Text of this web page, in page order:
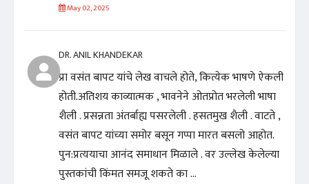
May 02, 2025
DR. ANIL KHANDEKAR
प्रा वसंत बापट यांचे लेख वाचले होते, कित्येक भाषणे ऐकली
होती.अतिशय काव्यात्मक , भावनेने ओतप्रोत भरलेली भाषा
शैली . प्रसन्नता अंतर्बाह्य पसरलेली . हसतमुख शैली . वाटते ,
वसंत बापट यांच्या समोर बसून गप्पा मारत बसलो आहोत.
पुन‌:प्रत्ययाचा आनंद समाधान मिळाले . वर उल्लेख केलेल्या
पुस्तकांची किंमत समजू शकते का ...